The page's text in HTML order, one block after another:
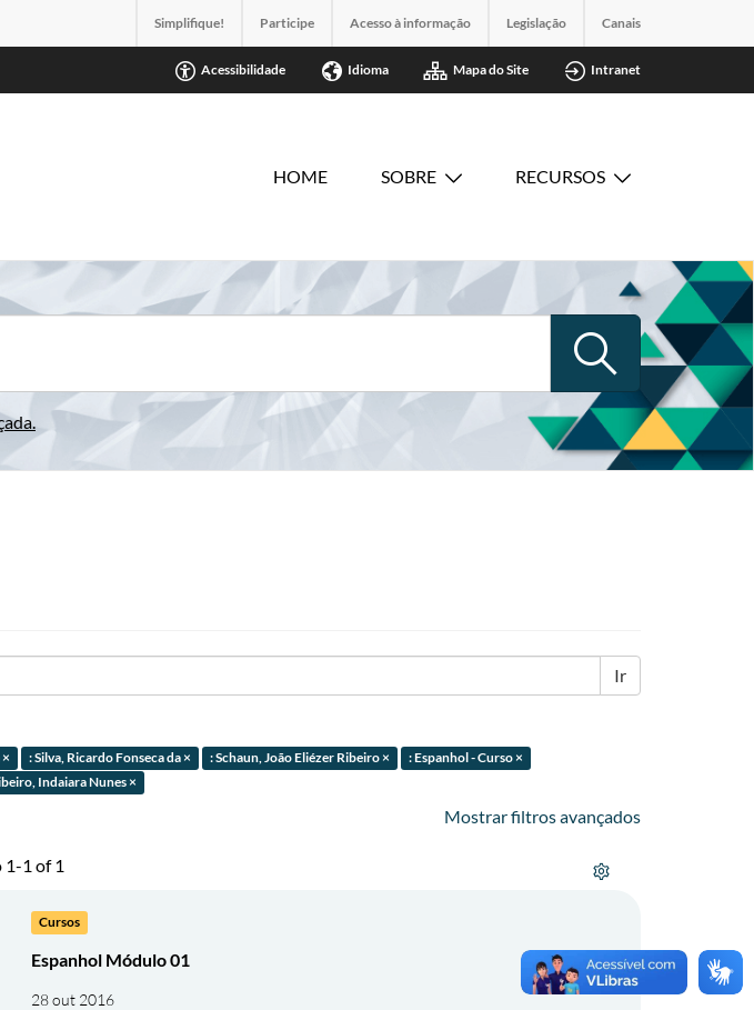
Simplifique! Participe Acesso à informação Legislação Canais
Acessibilidade Idioma Mapa do Site Intranet
HOME SOBRE RECURSOS
.
Ir
: Silva, Ricardo Fonseca da × : Schaun, João Eliézer Ribeiro ×
: Espanhol - Curso ×
Indaiara Nunes ×
Mostrar filtros avançados
1-1 of 1
Cursos
Espanhol Módulo 01
28 out 2016